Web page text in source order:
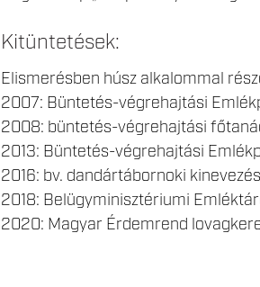
Kitüntetések:
Elismerésben húsz alkalommal
2007: Büntetés-végrehajtási
2008: büntetés-végrehajtási
2013: Büntetés-végrehajtási
2016: bv. dandártábornoki kinevezés
2018: Belügyminisztériumi
2020: Magyar Érdemrend